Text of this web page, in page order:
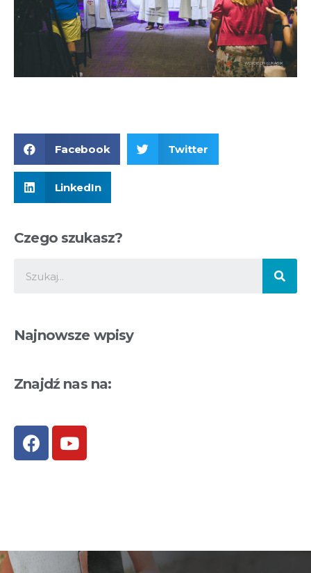
Facebook Twitter
LinkedIn
Czego szukasz?
Najnowsze wpisy
Znajdź nas na: